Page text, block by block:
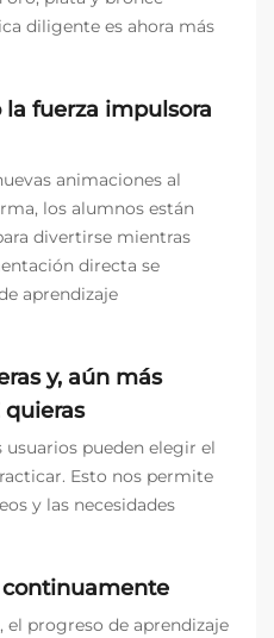
diligente es ahora más
fuerza impulsora
animaciones al
los alumnos están
divertirse mientras
directa se
aprendizaje
y, aún más
quieras
pueden elegir el
Esto nos permite
y las necesidades
continuamente
el progreso de aprendizaje